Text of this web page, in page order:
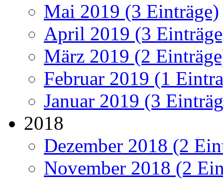
Mai 2019 (3 Einträge)
April 2019 (3
März 2019 (2
Februar 2019 (1
Januar 2019 (3
2018
Dezember 2018 (2
November 2018 (2